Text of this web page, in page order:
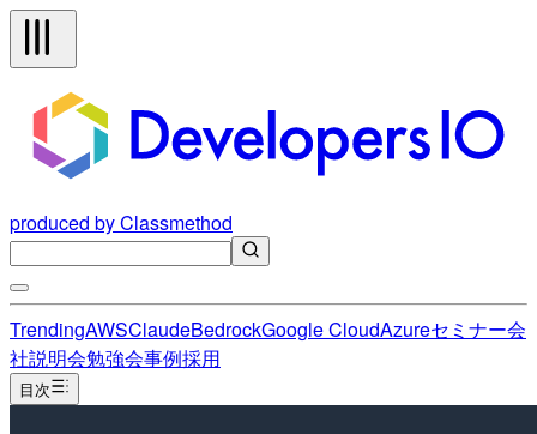
produced by Classmethod
TrendingAWSClaudeBedrockGoogle CloudAzureセミナー会
社説明会勉強会事例採用
目次